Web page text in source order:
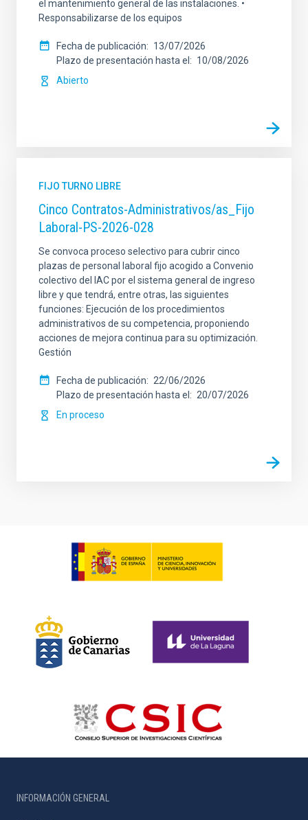
el mantenimiento general de las instalaciones. •
Responsabilizarse de los equipos
Fecha de publicación
13/07/2026
Plazo de presentación hasta el
10/08/2026
Abierto
FIJO TURNO LIBRE
Cinco Contratos-Administrativos/as_Fijo
Laboral-PS-2026-028
Se convoca proceso selectivo para cubrir cinco
plazas de personal laboral fijo acogido a Convenio
colectivo del IAC por el sistema general de ingreso
libre y que tendrá, entre otras, las siguientes
funciones: Ejecución de los procedimientos
administrativos de su competencia, proponiendo
acciones de mejora continua para su optimización.
Gestión
Fecha de publicación
22/06/2026
Plazo de presentación hasta el
20/07/2026
En proceso
INFORMACIÓN GENERAL